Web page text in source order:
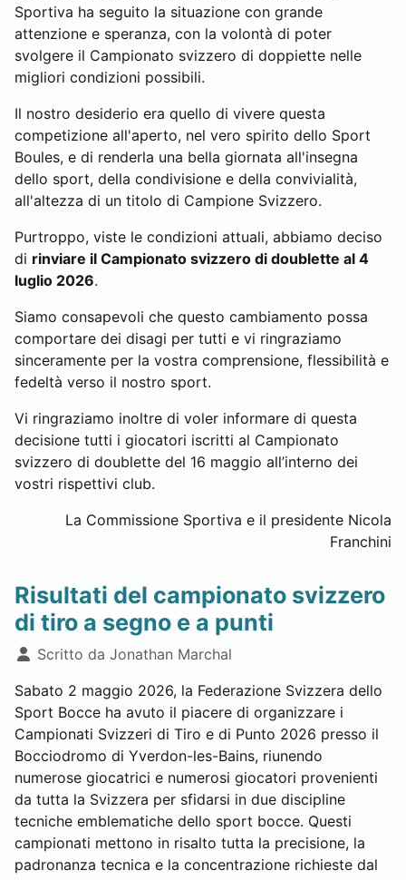
Sportiva ha seguito la situazione con grande
attenzione e speranza, con la volontà di poter
svolgere il Campionato svizzero di doppiette nelle
migliori condizioni possibili.
Il nostro desiderio era quello di vivere questa
competizione all'aperto, nel vero spirito dello Sport
Boules, e di renderla una bella giornata all'insegna
dello sport, della condivisione e della convivialità,
all'altezza di un titolo di Campione Svizzero.
Purtroppo, viste le condizioni attuali, abbiamo deciso
di rinviare il Campionato svizzero di doublette al 4
luglio 2026.
Siamo consapevoli che questo cambiamento possa
comportare dei disagi per tutti e vi ringraziamo
sinceramente per la vostra comprensione, flessibilità e
fedeltà verso il nostro sport.
Vi ringraziamo inoltre di voler informare di questa
decisione tutti i giocatori iscritti al Campionato
svizzero di doublette del 16 maggio all’interno dei
vostri rispettivi club.
La Commissione Sportiva e il presidente Nicola
Franchini
Risultati del campionato svizzero
di tiro a segno e a punti
Dettagli
Scritto da Jonathan Marchal
Sabato 2 maggio 2026, la Federazione Svizzera dello
Sport Bocce ha avuto il piacere di organizzare i
Campionati Svizzeri di Tiro e di Punto 2026 presso il
Bocciodromo di Yverdon-les-Bains, riunendo
numerose giocatrici e numerosi giocatori provenienti
da tutta la Svizzera per sfidarsi in due discipline
tecniche emblematiche dello sport bocce. Questi
campionati mettono in risalto tutta la precisione, la
padronanza tecnica e la concentrazione richieste dal